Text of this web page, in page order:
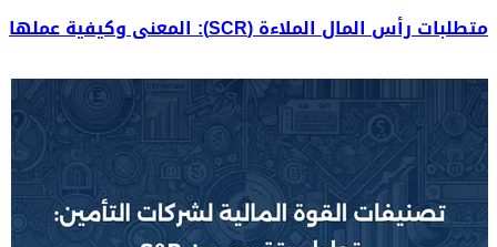
متطلبات رأس المال الملاءة (SCR): المعنى وكيفية عملها